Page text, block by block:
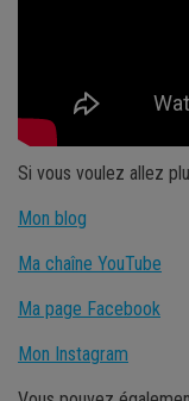
Si vous voulez allez
Mon blog
Ma chaîne YouTube
Ma page Facebook
Mon Instagram